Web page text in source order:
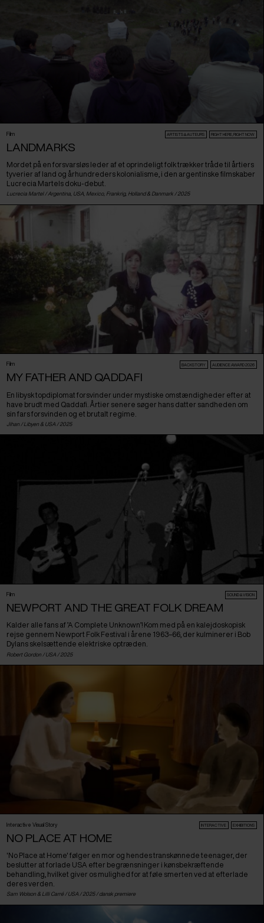
Film ARTISTS & AUTEURS RIGHT HERE, RIGHT NOW
LANDMARKS
Mordet på en forsvarsløs leder af et oprindeligt folk trækker tråde til årtiers
tyverier af land og århundreders kolonialisme, i den argentinske filmskaber
Lucrecia Martels doku-debut.
Lucrecia Martel / Argentina USA Mexico, Frankrig, Holland& Danmark / 2025
Film BACKSTORY AUDIENCE AWARD 2026
MY FATHER AND QADDAFI
En libysk topdiplomat forsvinder under mystiske omstændigheder efter at
have brudt med Qaddafi. Årtier senere søger hans datter sandheden om
sin fars forsvinden og et brutalt regime.
Jihan / Libyen & USA / 2025
Film SOUND & VISION
NEWPORT AND THE GREAT FOLK DREAM
Kalder alle fans af ’A Complete Unknown’! Kom med på en kalejdoskopisk
rejse gennem Newport Folk Festival i årene 1963–66, der kulminerer i Bob
Dylans skelsættende elektriske optræden.
Robert Gordon / USA / 2025
Interactive Visual Story INTERACTIVE EXHIBITIONS
NO PLACE AT HOME
'No Place at Home' følger en mor og hendes transkønnede teenager, der
beslutter at forlade USA efter begrænsninger i kønsbekræftende
behandling, hvilket giver os mulighed for at føle smerten ved at efterlade
deres verden.
Sam Wolson & Lilli Carré / USA / 2025 / dansk premiere